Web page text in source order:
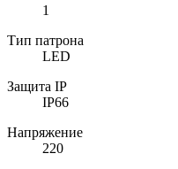
1
Тип патрона
LED
Защита IP
IP66
Напряжение
220